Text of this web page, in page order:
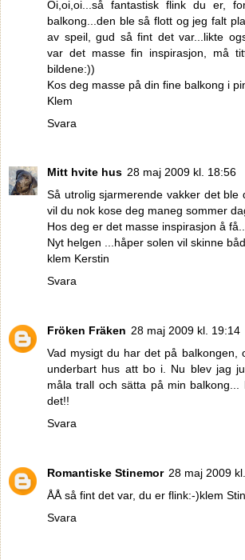
Oi,oi,oi...så fantastisk flink du er,
balkong...den ble så flott og jeg falt
av speil, gud så fint det var...likte
var det masse fin inspirasjon, må
bildene:))
Kos deg masse på din fine balkong i
Klem
Svara
Mitt hvite hus 28 maj 2009 kl. 18:56
Så utrolig sjarmerende vakker det ble
vil du nok kose deg maneg sommer
Hos deg er det masse inspirasjon å
Nyt helgen ...håper solen vil skinne
klem Kerstin
Svara
Fröken Fräken 28 maj 2009 kl. 19:14
Vad mysigt du har det på balkongen,
underbart hus att bo i. Nu blev jag
måla trall och sätta på min
det!!
Svara
Romantiske Stinemor 28 maj 2009
ÅÅ så fint det var, du er flink:-)klem
Svara